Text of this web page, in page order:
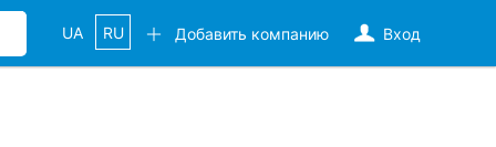
Вход
Добавить компанию
UA RU